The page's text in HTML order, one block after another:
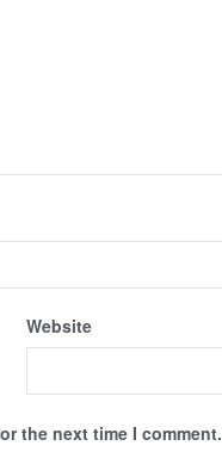
Website
the next time I comment.